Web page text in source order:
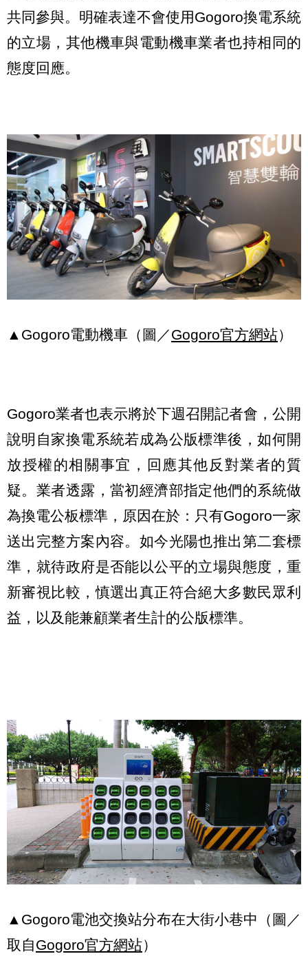
共同參與。明確表達不會使用Gogoro換電系統
的立場，其他機車與電動機車業者也持相同的
態度回應。
▲Gogoro電動機車（圖／Gogoro官方網站）
Gogoro業者也表示將於下週召開記者會，公開
說明自家換電系統若成為公版標準後，如何開
放授權的相關事宜，回應其他反對業者的質
疑。業者透露，當初經濟部指定他們的系統做
為換電公板標準，原因在於：只有Gogoro一家
送出完整方案內容。如今光陽也推出第二套標
準，就待政府是否能以公平的立場與態度，重
新審視比較，慎選出真正符合絕大多數民眾利
益，以及能兼顧業者生計的公版標準。
▲Gogoro電池交換站分布在大街小巷中（圖／
取自Gogoro官方網站）